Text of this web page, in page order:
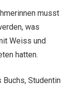
musst
was
Weiss und
hatten.
Studentin